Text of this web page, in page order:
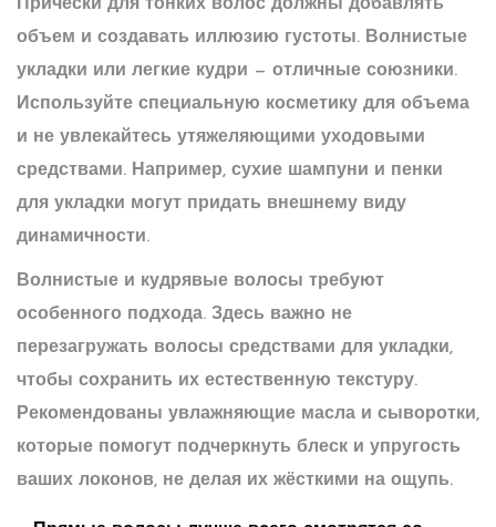
Прически для тонких волос должны добавлять
объем и создавать иллюзию густоты. Волнистые
укладки или легкие кудри — отличные союзники.
Используйте специальную косметику для объема
и не увлекайтесь утяжеляющими уходовыми
средствами. Например, сухие шампуни и пенки
для укладки могут придать внешнему виду
динамичности.
Волнистые и кудрявые волосы требуют
особенного подхода. Здесь важно не
перезагружать волосы средствами для укладки,
чтобы сохранить их естественную текстуру.
Рекомендованы увлажняющие масла и сыворотки,
которые помогут подчеркнуть блеск и упругость
ваших локонов, не делая их жёсткими на ощупь.